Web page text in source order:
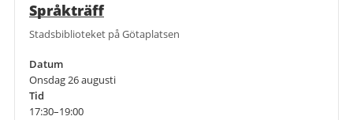
Språkträff
Stadsbiblioteket på Götaplatsen
Datum
Onsdag 26 augusti
Tid
17:30–19:00